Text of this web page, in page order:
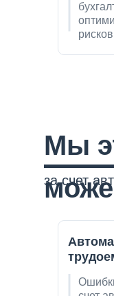
рисков
за счет
Мы